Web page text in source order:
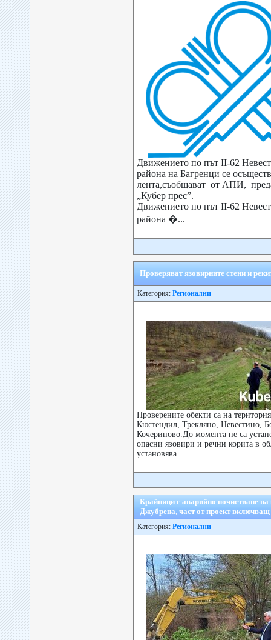
Движението по път ІІ-62
района на Багренци се
лента,съобщават от АПИ,
„Кубер прес”.
Движението по път ІІ-62
района �...
Проверяват язовирните стени и
Категория: Регионални
Проверените обекти са на
Кюстендил, Трекляно, Невестино,
Кочериново.До момента не са
опасни язовири и речни корита в
установява...
Крайници с аварийно почистване на
Джубрена, част от проект включващ
Категория: Регионални